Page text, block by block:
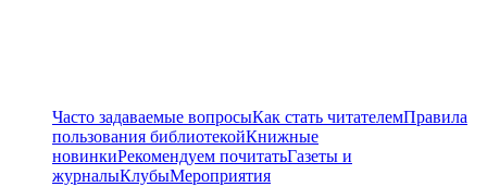
Часто задаваемые вопросыКак стать читателемПравила
пользования библиотекойКнижные
новинкиРекомендуем почитатьГазеты и
журналыКлубыМероприятия